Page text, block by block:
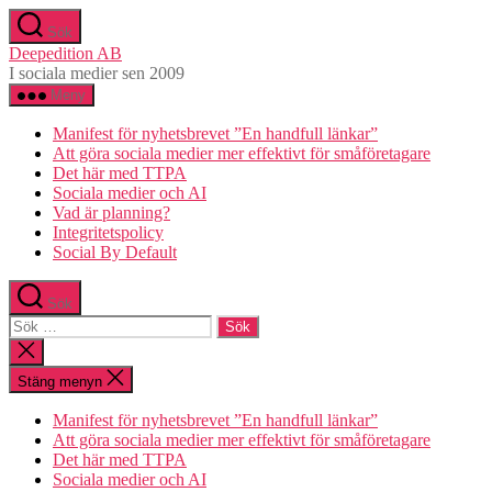
Hoppa
till
innehåll
Sök
Deepedition AB
I sociala medier sen 2009
Meny
Manifest för nyhetsbrevet ”En handfull länkar”
Att göra sociala medier mer effektivt för småföretagare
Det här med TTPA
Sociala medier och AI
Vad är planning?
Integritetspolicy
Social By Default
Sök
Sök
efter:
Stäng
sökningen
Stäng menyn
Manifest för nyhetsbrevet ”En handfull länkar”
Att göra sociala medier mer effektivt för småföretagare
Det här med TTPA
Sociala medier och AI